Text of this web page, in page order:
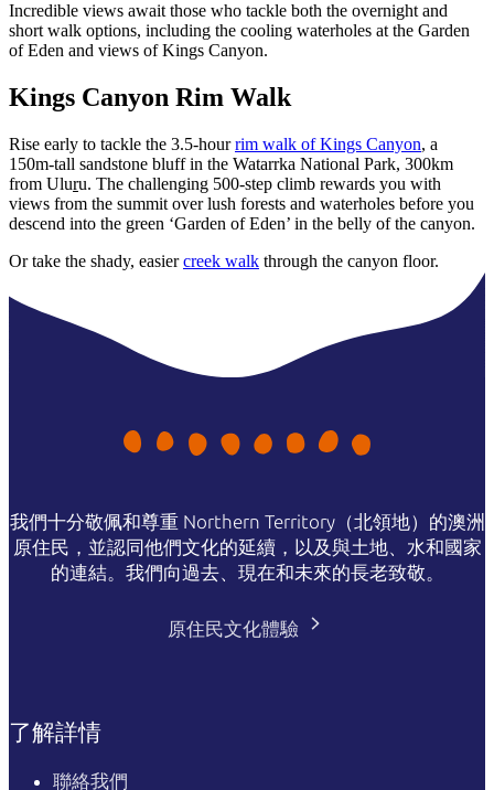
Incredible views await those who tackle both the overnight and
short walk options, including the cooling waterholes at the Garden
of Eden and views of Kings Canyon.
Kings Canyon Rim Walk
Rise early to tackle the 3.5-hourrim walk of Kings Canyon, a
150m-tall sandstone bluff in the Watarrka National Park, 300km
from Uluru. The challenging 500-step climb rewards you with
views from the summit over lush forests and waterholes before you
descend into the green ‘Garden of Eden’ in the belly of the canyon.
Or take the shady, easiercreek walk through the canyon floor.
我們十分敬佩和尊重 Northern Territory（北領地）的澳洲
原住民，並認同他們文化的延續，以及與土地、水和國家
的連結。我們向過去、現在和未來的長老致敬。
原住民文化體驗
了解詳情
聯絡我們